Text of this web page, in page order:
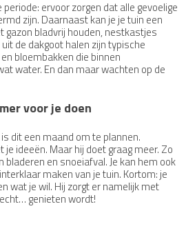
ervoor zorgen dat alle gevoelige
zijn. Daarnaast kan je je tuin een
gazon bladvrij houden, nestkastjes
de dakgoot halen zijn typische
bloembakken die binnen
water. En dan maar wachten op de
voor je doen
dit een maand om te plannen.
ideeën. Maar hij doet graag meer. Zo
en snoeiafval. Je kan hem ook
maken van je tuin. Kortom: je
wat je wil. Hij zorgt er namelijk met
genieten wordt!